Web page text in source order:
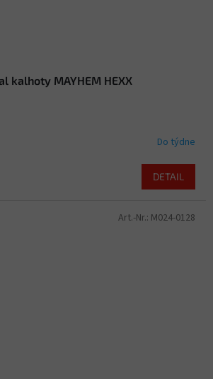
kalhoty MAYHEM HEXX
Do týdne
DETAIL
Art.-Nr.: M024-0128